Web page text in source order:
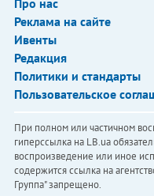
Про нас
Реклама на сайте
Ивенты
Редакция
Политики и стандарты
Пользовательское
При полном или частичном
гиперссылка на LB.ua
воспроизведение или иное
содержится ссылка на
Группа" запрещено.